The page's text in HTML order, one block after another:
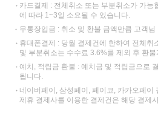
카드결제 : 전체취소 또는 부분취소가 가능
에 따라 1~3일 소요될 수 있습니다.
무통장입금 : 취소 및 환불 금액만큼 고객
휴대폰결제 : 당월 결제건에 한하여 전체취
및 부분취소는 수수료 3.6%를 제외 후 환불
예치, 적립금 환불 : 예치금 및 적립금으로
됩니다.
네이버페이, 삼성페이, 페이코, 카카오페이
제휴 결제사를 이용한 결제건은 해당 결제